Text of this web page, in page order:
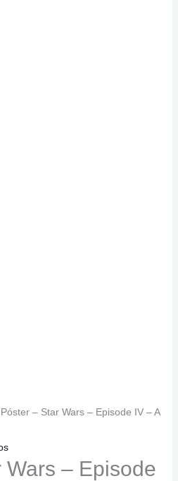
– Star Wars – Episode IV – A
Wars – Episode